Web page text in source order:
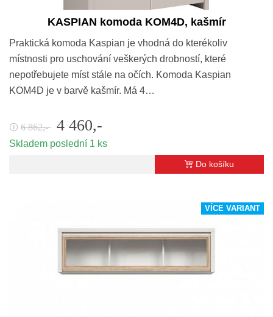
KASPIAN komoda KOM4D, kašmír
Praktická komoda Kaspian je vhodná do kterékoliv
místnosti pro uschování veškerých drobností, které
nepotřebujete míst stále na očích. Komoda Kaspian
KOM4D je v barvě kašmír. Má 4…
🛈 6 862,- 4 460,-
Skladem poslední 1 ks
Do košíku
VÍCE VARIANT